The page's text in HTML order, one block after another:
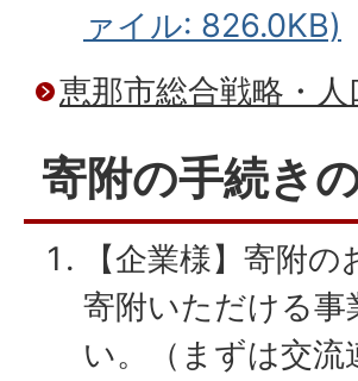
ァイル: 826.0KB)
恵那市総合戦略・
寄附の手続き
【企業様】寄附
寄附いただける
い。（まずは交